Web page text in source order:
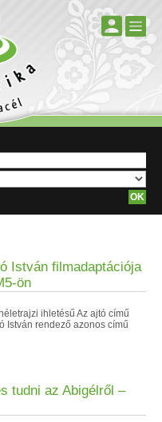
István filmadaptációja
ön
ihletésű Az ajtó című
István rendező azonos című
tudni az Abigélről –